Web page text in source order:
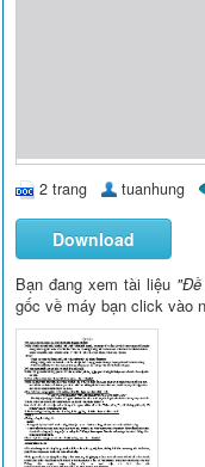
2 trang tuanhung
Download
Bạn đang xem tài liệu
gốc về máy bạn click vào